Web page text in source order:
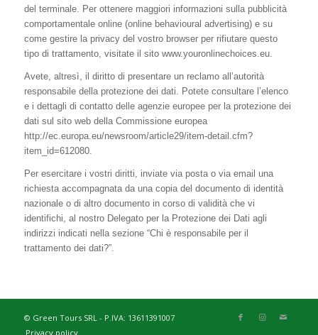
del terminale. Per ottenere maggiori informazioni sulla pubblicità
comportamentale online (online behavioural advertising) e su
come gestire la privacy del vostro browser per rifiutare questo
tipo di trattamento, visitate il sito www.youronlinechoices.eu.
Avete, altresì, il diritto di presentare un reclamo all’autorità
responsabile della protezione dei dati. Potete consultare l’elenco
e i dettagli di contatto delle agenzie europee per la protezione dei
dati sul sito web della Commissione europea
http://ec.europa.eu/newsroom/article29/item-detail.cfm?
item_id=612080.
Per esercitare i vostri diritti, inviate via posta o via email una
richiesta accompagnata da una copia del documento di identità
nazionale o di altro documento in corso di validità che vi
identifichi, al nostro Delegato per la Protezione dei Dati agli
indirizzi indicati nella sezione “Chi è responsabile per il
trattamento dei dati?”.
© Green Tours SRL - P.IVA: 13611391007
Privacy policy